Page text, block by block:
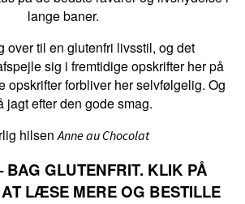
lange baner.
over til en glutenfri livsstil, og det
sig i fremtidige opskrifter her på
opskrifter forbliver her selvfølgelig. Og
jagt efter den gode smag.
hilsenAnne au Chocolat
BAG GLUTENFRIT. KLIK PÅ
LÆSE MERE OG BESTILLE